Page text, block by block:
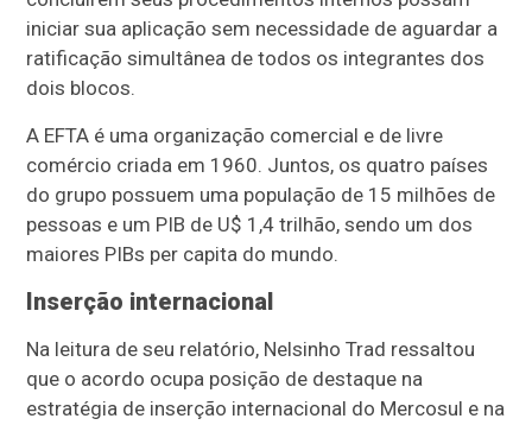
iniciar sua aplicação sem necessidade de aguardar a
ratificação simultânea de todos os integrantes dos
dois blocos.
A EFTA é uma organização comercial e de livre
comércio criada em 1960. Juntos, os quatro países
do grupo possuem uma população de 15 milhões de
pessoas e um PIB de U$ 1,4 trilhão, sendo um dos
maiores PIBs per capita do mundo.
Inserção internacional
Na leitura de seu relatório, Nelsinho Trad ressaltou
que o acordo ocupa posição de destaque na
estratégia de inserção internacional do Mercosul e na